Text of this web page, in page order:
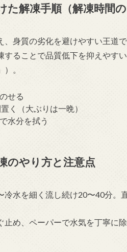
解凍手順（解凍時間の
、身質の劣化を避けやすい王道
することで品質低下を抑えやす
。
せる
く（大ぶりは一晩）
水分を拭う
のやり方と注意点
水を細く流し続け20〜40分。
止め、ペーパーで水気を丁寧に